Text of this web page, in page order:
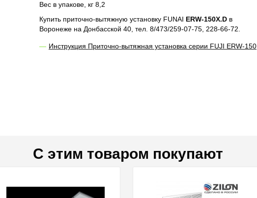
Вес в упакове, кг 8,2
Купить приточно-вытяжную установку FUNAI ERW-150X.D в
Воронеже на Донбасской 40, тел. 8/473/259-07-75, 228-66-72.
Инструкция Приточно-вытяжная установка серии FUJI ERW-150
С этим товаром покупают